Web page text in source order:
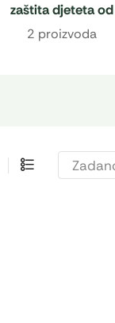
zaštita djeteta od
prehlade
2 proizvoda